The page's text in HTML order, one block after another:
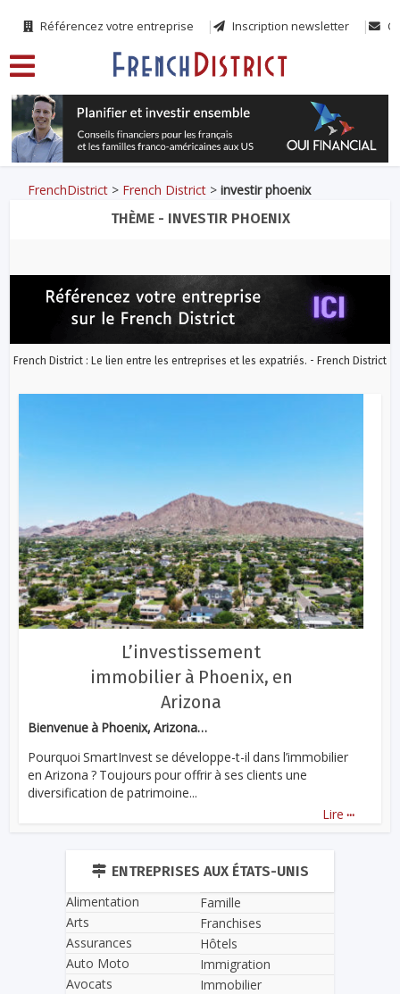
Référencez votre entreprise Inscription newsletter
FrenchDistrict > French District >investir phoenix
THÈME - INVESTIR PHOENIX
French District : Le lien entre les entreprises et les expatriés. - French District
L’investissement
immobilier à Phoenix, en
Arizona
Bienvenue à Phoenix, Arizona…
Pourquoi SmartInvest se développe-t-il dans l’immobilier
en Arizona ? Toujours pour offrir à ses clients une
diversification de patrimoine...
Lire ...
ENTREPRISES AUX ÉTATS-UNIS
Alimentation
Arts
Assurances
Auto Moto
Avocats
Famille
Franchises
Hôtels
Immigration
Immobilier